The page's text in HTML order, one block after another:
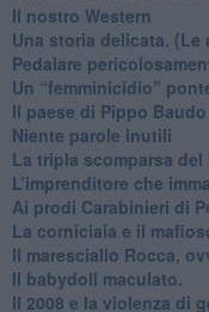
Il nostro Western
Una storia delicata. (Le
Pedalare
Un “femminicidio”
Il paese di Pippo
Niente parole inutili
La tripla scomparsa
​L’imprenditore che
Ai prodi Carabinieri di
​La corniciaia e il
Il maresciallo Rocca,
​Il babydoll maculato.
​Il 2008 e la violenza di